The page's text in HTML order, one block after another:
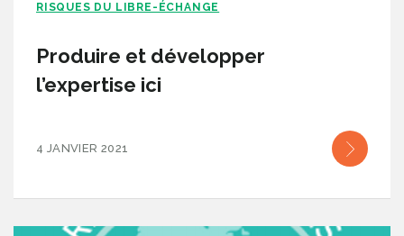
RISQUES DU LIBRE-ÉCHANGE
Produire et développer
l’expertise ici
4 JANVIER 2021